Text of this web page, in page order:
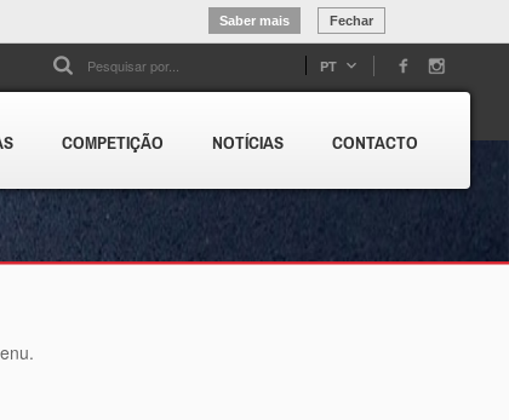
Saber mais Fechar
PT
COMPETIÇÃO NOTÍCIAS CONTACTO